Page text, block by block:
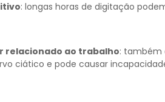
: longas horas de digitação
relacionado ao trabalho: também
ciático e pode causar